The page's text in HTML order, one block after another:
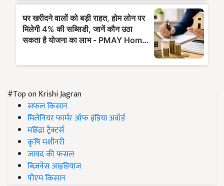
#Top on Krishi Jagran
सफल किसान
मिलेनियर फार्मर ऑफ इंडिया अवॉर्ड
महिंद्रा ट्रैक्टर्स
कृषि मशीनरी
जायद की फसल
बिज़नेस आइडियाज
पीएम किसान